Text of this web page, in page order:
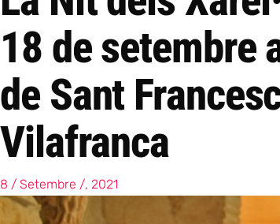
18 de setembre
de Sant
Vilafranca
8 / Setembre /, 2021